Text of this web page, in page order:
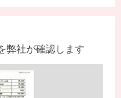
弊社が確認します